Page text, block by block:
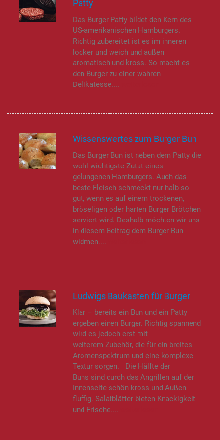
Patty
Das Burger Patty bildet den Kern des
US-amerikanischen Hamburgers.
Richtig zubereitet ist es im inneren
locker und weich und außen
aromatisch und kross. So macht es
den Burger zu einer wahren
Delikatesse....
Wissenswertes zum Burger Bun
Das Burger Bun ist neben dem Patty die
wohl wichtigste Zutat eines
gelungenen Hamburgers. Auch das
beste Fleisch schmeckt nur halb so
gut, wenn es auf einem trockenen,
bröseligen oder harten Burger Brötchen
serviert wird. Deshalb möchten wir uns
in diesem Beitrag dem Burger Bun
widmen....
Ludwigs Baukasten für Burger
Klar – bereits ein Bun und ein Patty
ergeben einen Burger. Richtig spannend
wird es jedoch erst mit
weiterem Zubehör, die für ein breites
Aromenspektrum und eine komplexe
Textur sorgen. Die Hälfte der
Buns sind durch das Angrillen auf der
Innenseite schön kross und Außen
fluffig. Salatblätter bieten Knackigkeit
und Frische....